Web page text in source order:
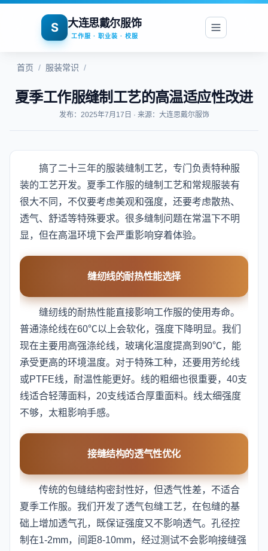
S 大连思戴尔服饰
工作服 · 职业装 · 校服
首页 / 服装常识 /
夏季工作服缝制工艺的高温适应性改进
发布：2025年7月17日 · 来源：大连思戴尔服饰
搞了二十三年的服装缝制工艺，专门负责特种服
装的工艺开发。夏季工作服的缝制工艺和常规服装有
很大不同，不仅要考虑美观和强度，还要考虑散热、
透气、舒适等特殊要求。很多缝制问题在常温下不明
显，但在高温环境下会严重影响穿着体验。
缝纫线的耐热性能选择
缝纫线的耐热性能直接影响工作服的使用寿命。
普通涤纶线在60℃以上会软化，强度下降明显。我们
现在主要用高强涤纶线，玻璃化温度提高到90℃，能
承受更高的环境温度。对于特殊工种，还要用芳纶线
或PTFE线，耐温性能更好。线的粗细也很重要，40支
线适合轻薄面料，20支线适合厚重面料。线太细强度
不够，太粗影响手感。
接缝结构的透气性优化
传统的包缝结构密封性好，但透气性差，不适合
夏季工作服。我们开发了透气包缝工艺，在包缝的基
础上增加透气孔，既保证强度又不影响透气。孔径控
制在1-2mm，间距8-10mm，经过测试不会影响接缝强